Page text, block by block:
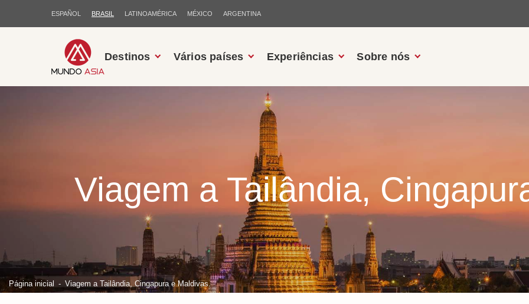
ESPAÑOL BRASIL LATINOAMÉRICA MÉXICO ARGENTINA
Destinos Vários países Experiências Sobre nós
Viagem a Tailândia,
Página inicial Viagem a Tailândia, Cingapura e Maldivas.